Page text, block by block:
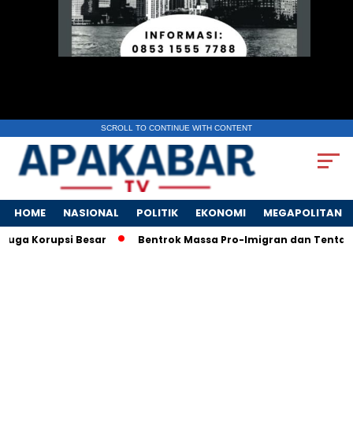
SCROLL TO CONTINUE WITH CONTENT
HOME NASIONAL POLITIK EKONOMI MEGAPOLITAN
Korupsi Besar Bentrok Massa Pro-Imigran dan Tentara AS